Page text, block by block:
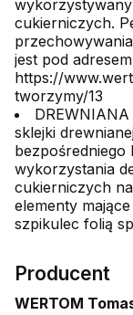
cukierniczych.
jest pod
https://
tworzymy/13
sklejki
wykorzystania
cukierniczych
elementy
szpikulec folią
Producent
WERTOM